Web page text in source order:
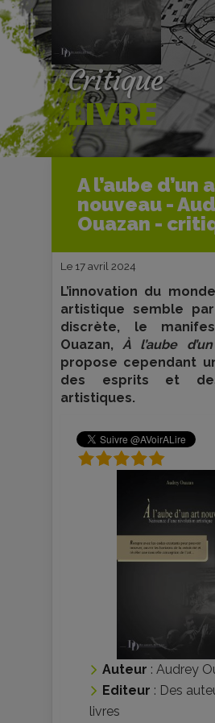
Critique
LIVRE
A l’aube d’un
nouveau -
Ouazan -
Accueil Livres
A l’aube d’un art
Ouazan - critique
Le 17 avril 2024
L’innovation du
artistique semble
discrète, le
Ouazan,À l’aube
propose cependant
des esprits et
artistiques.
Auteur : Audrey
Editeur : Des
livres